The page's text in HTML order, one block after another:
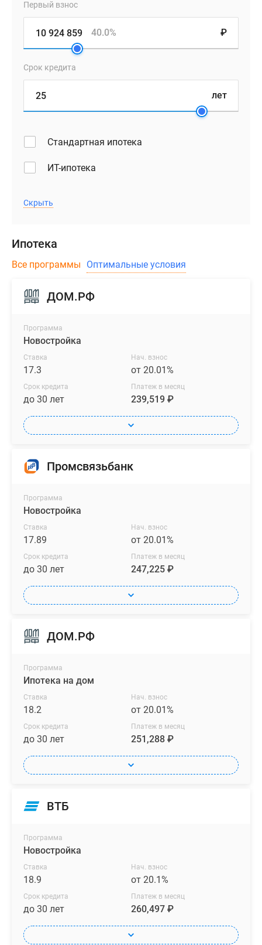
Первый взнос
₽
40.0%
Срок кредита
лет
Стандартная ипотека
ИТ-ипотека
Скрыть
Ипотека
Все программы Оптимальные условия
ДОМ.РФ
Программа
Новостройка
Ставка
17.3
Нач. взнос
от 20.01%
Срок кредита
до 30 лет
Платеж в месяц
239,519 ₽
Промсвязьбанк
Программа
Новостройка
Ставка
17.89
Нач. взнос
от 20.01%
Срок кредита
до 30 лет
Платеж в месяц
247,225 ₽
ДОМ.РФ
Программа
Ипотека на дом
Ставка
18.2
Нач. взнос
от 20.01%
Срок кредита
до 30 лет
Платеж в месяц
251,288 ₽
ВТБ
Программа
Новостройка
Ставка
18.9
Нач. взнос
от 20.1%
Срок кредита
до 30 лет
Платеж в месяц
260,497 ₽